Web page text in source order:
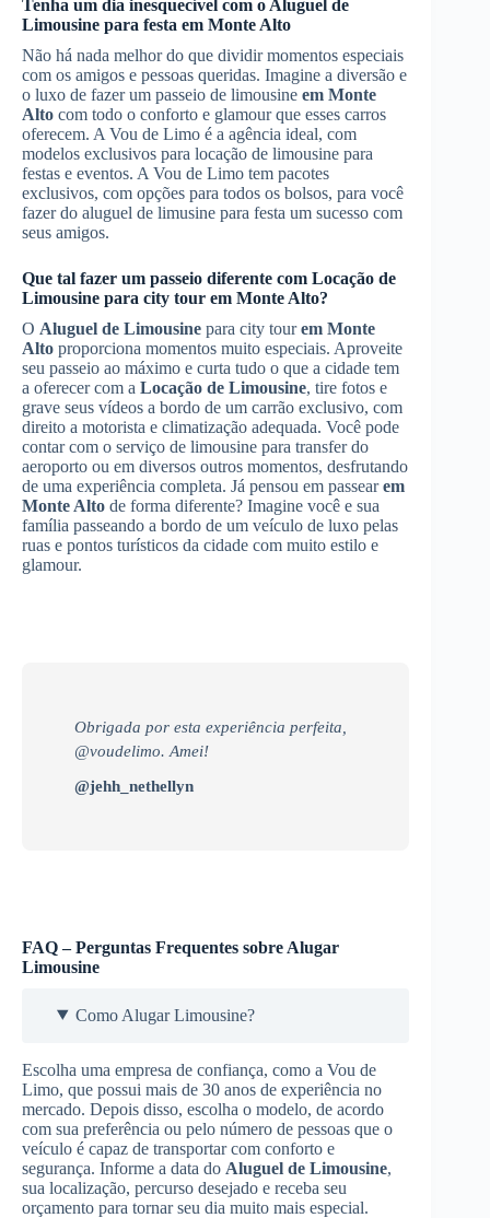
Tenha um dia inesquecível com o Aluguel de
Limousine para festa em Monte Alto
Não há nada melhor do que dividir momentos especiais
com os amigos e pessoas queridas. Imagine a diversão e
o luxo de fazer um passeio de limousine em Monte
Alto com todo o conforto e glamour que esses carros
oferecem. A Vou de Limo é a agência ideal, com
modelos exclusivos para locação de limousine para
festas e eventos. A Vou de Limo tem pacotes
exclusivos, com opções para todos os bolsos, para você
fazer do aluguel de limusine para festa um sucesso com
seus amigos.
Que tal fazer um passeio diferente com Locação de
Limousine para city tour em Monte Alto?
O Aluguel de Limousine para city tourem Monte
Alto proporciona momentos muito especiais. Aproveite
seu passeio ao máximo e curta tudo o que a cidade tem
a oferecer com a Locação de Limousine, tire fotos e
grave seus vídeos a bordo de um carrão exclusivo, com
direito a motorista e climatização adequada. Você pode
contar com o serviço de limousine para transfer do
aeroporto ou em diversos outros momentos, desfrutando
de uma experiência completa. Já pensou em passearem
Monte Alto de forma diferente? Imagine você e sua
família passeando a bordo de um veículo de luxo pelas
ruas e pontos turísticos da cidade com muito estilo e
glamour.
Obrigada por esta experiência perfeita,
@voudelimo. Amei!
@jehh_nethellyn
FAQ – Perguntas Frequentes sobre Alugar
Limousine
Como Alugar Limousine?
Escolha uma empresa de confiança, como a Vou de
Limo, que possui mais de 30 anos de experiência no
mercado. Depois disso, escolha o modelo, de acordo
com sua preferência ou pelo número de pessoas que o
veículo é capaz de transportar com conforto e
segurança. Informe a data do Aluguel de Limousine,
sua localização, percurso desejado e receba seu
orçamento para tornar seu dia muito mais especial.